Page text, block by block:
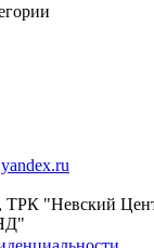
ТРК "Невский